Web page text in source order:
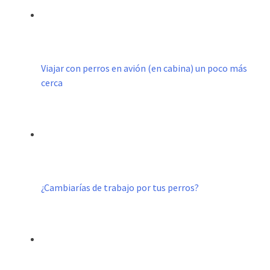
Viajar con perros en avión (en cabina) un poco más
cerca
¿Cambiarías de trabajo por tus perros?